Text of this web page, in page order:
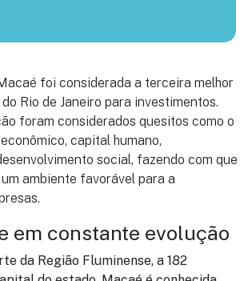
foi considerada a terceira melhor
Rio de Janeiro para investimentos.
foram considerados quesitos como o
capital humano,
social, fazendo com que
ambiente favorável para a
em constante evolução
da Região Fluminense, a 182